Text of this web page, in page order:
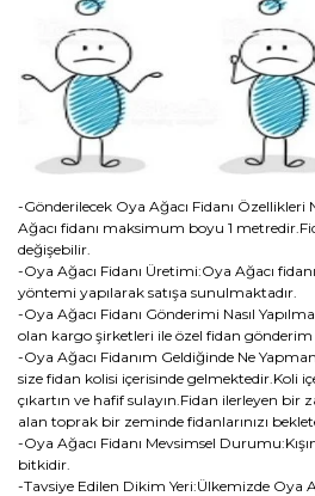
-Gönderilecek Oya Ağacı Fidanı Özellikleri
Ağacı fidanı maksimum boyu 1
değişebilir.
-Oya Ağacı Fidanı Üretimi:Oya Ağacı
yöntemi yapılarak satışa sunulmaktadır.
-Oya Ağacı Fidanı Gönderimi Nasıl
olan kargo şirketleri ile özel fidan gönderim
-Oya Ağacı Fidanım Geldiğinde Ne
size fidan kolisi içerisinde gelmektedir.Koli
çıkartın ve hafif sulayın.Fidan ilerleyen bir
alan toprak bir zeminde fidanlarınızı
-Oya Ağacı Fidanı Mevsimsel
bitkidir.
-Tavsiye Edilen Dikim Yeri:Ülkemizde Oya